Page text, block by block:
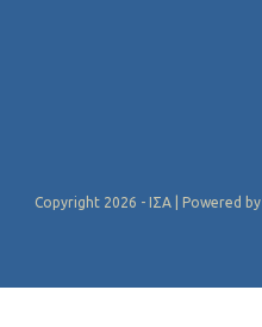
Copyright 2026 - ΙΣΑ | Powered by